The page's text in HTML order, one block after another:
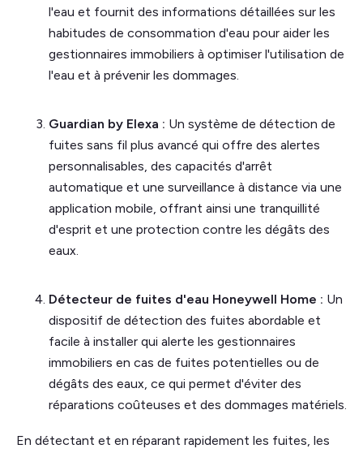
l'eau et fournit des informations détaillées sur les
habitudes de consommation d'eau pour aider les
gestionnaires immobiliers à optimiser l'utilisation de
l'eau et à prévenir les dommages.
Guardian by Elexa : Un système de détection de
fuites sans fil plus avancé qui offre des alertes
personnalisables, des capacités d'arrêt
automatique et une surveillance à distance via une
application mobile, offrant ainsi une tranquillité
d'esprit et une protection contre les dégâts des
eaux.
Détecteur de fuites d'eau Honeywell Home : Un
dispositif de détection des fuites abordable et
facile à installer qui alerte les gestionnaires
immobiliers en cas de fuites potentielles ou de
dégâts des eaux, ce qui permet d'éviter des
réparations coûteuses et des dommages matériels.
En détectant et en réparant rapidement les fuites, les